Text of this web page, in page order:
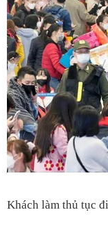
Khách làm thủ tục